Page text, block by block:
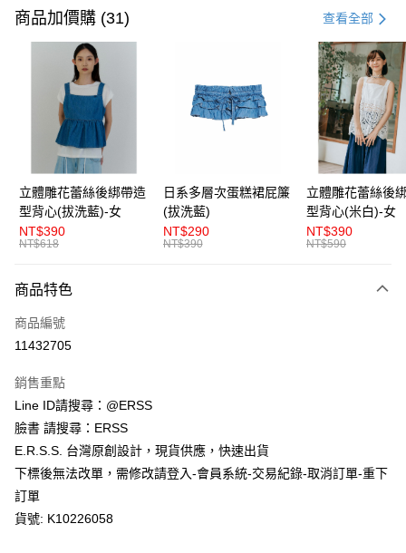
信用卡一次付款
超商取貨付款
LINE Pay
Apple Pay
街口支付
悠遊付
AFTEE先享後付
相關說明
便利好安心！
２．便利：只要手機號碼，簡訊認證，即可結帳。
３．安心：先確認商品／服務後，再付款。
【「AFTEE先享後付」結帳流程】
１．於結帳方式選擇「AFTEE先享後付」後，將跳轉至「AFTEE先享後付」
結帳頁面，進行簡訊認證並確認金額後，即可完成結帳。
２．訂單成立數日內，您將收到繳費通知簡訊。
ATM／網路銀行／等多元方式進行付款，方視為交易完成。
※ 請注意：結帳手續完成當下不需立刻繳費，但若您需要取消訂單，請聯絡
購買商品的店家。未經商家同意取消之訂單仍視為有效，需透過AFTEE先享
後付繳納相關費用。
※ 交易是否成功請以「AFTEE先享後付 」之結帳頁面顯示為準，若有關於
運送方式
全家取貨付款
付款後全家取貨
每筆NT$80，滿NT$1,200(含以上)免運費
每筆NT$80，滿NT$1,200(含以上)免運費
付款後萊爾富取貨
商品加價購 (31) 查看全部
立體雕花蕾絲後綁帶造
型背心(拔洗藍)-女
NT$390
NT$618
日系多層次蛋糕裙屁簾
(拔洗藍)
NT$290
NT$390
立體雕花蕾絲後
型背心(米白)-女
NT$390
NT$590
商品特色
商品編號
11432705
銷售重點
Line ID請搜尋：@ERSS
臉書 請搜尋：ERSS
E.R.S.S. 台灣原創設計，現貨供應，快速出貨
下標後無法改單，需修改請登入-會員系統-交易紀錄-取消訂單-重下
訂單
貨號: K10226058